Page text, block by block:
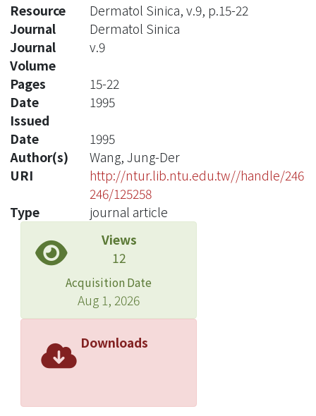
Resource
Dermatol Sinica, v.9, p.15-22
Journal
Dermatol Sinica
Journal
Volume
v.9
Pages
15-22
Date
Issued
1995
Date
1995
Author(s)
Wang, Jung-Der
URI
http://ntur.lib.ntu.edu.tw//handle/246
246/125258
Type
journal article
Views
12
Acquisition Date
Aug 1, 2026
Downloads